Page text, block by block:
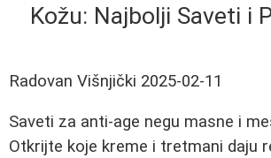
Kožu: Najbolji Saveti i
Radovan Višnjički 2025-02-11
Saveti za anti-age negu masne i
Otkrijte koje kreme i tretmani daju